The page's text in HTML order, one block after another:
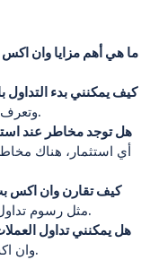
ما هي أهم مزايا وان
كيف يمكنني بدء
وتعرف على المنصة، وحدد استراتيجية التداول.
هل توجد مخاطر عند
أي استثمار، هناك
كيف تقارن وان اكس
مثل رسوم تداول منخفضة وتنوع في العملات المدعومة.
هل يمكنني تداول
وان اكس بت تركز فقط على العملات الرقمية.